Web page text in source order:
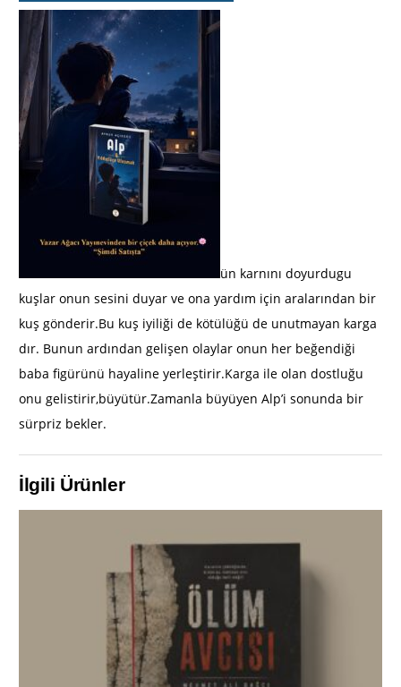
ün karnını doyurdugu
kuşlar onun sesini duyar ve ona yardım için aralarından bir
kuş gönderir.Bu kuş iyiliği de kötülüğü de unutmayan karga
dır. Bunun ardından gelişen olaylar onun her beğendiği
baba figürünü hayaline yerleştirir.Karga ile olan dostluğu
onu gelistirir,büyütür.Zamanla büyüyen Alp’i sonunda bir
sürpriz bekler.
İlgili Ürünler